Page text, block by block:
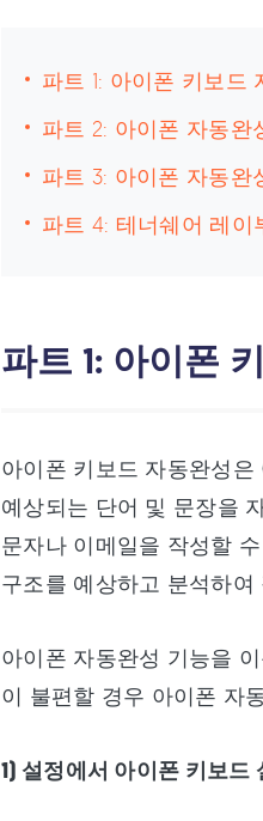
파트 1: 아이폰 키보드
파트 2: 아이폰 자동완
파트 3: 아이폰 자동완
파트 4: 테너쉐어 레이
파트 1: 아이폰
아이폰 키보드 자동완성
예상되는 단어 및 문장을
문자나 이메일을 작성할
구조를 예상하고 분석하여
아이폰 자동완성 기능을
이 불편할 경우 아이폰 자
1) 설정에서 아이폰 키보드